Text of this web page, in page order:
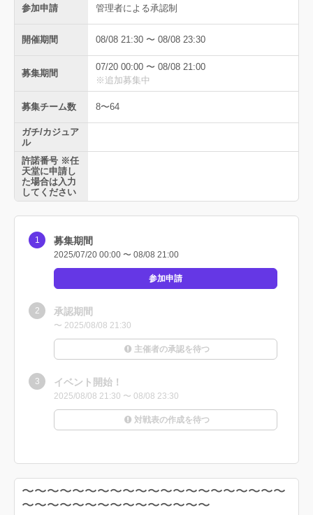
参加申請 管理者による承認制
開催期間 08/08 21:30 〜 08/08 23:30
募集期間
07/20 00:00 〜 08/08 21:00
※追加募集中
募集チーム数 8〜64
ガチ/カジュア
ル
許諾番号 ※任
天堂に申請し
た場合は入力
してください
募集期間
2025/07/20 00:00 〜 08/08 21:00
参加申請
承認期間
〜 2025/08/08 21:30
主催者の承認を待つ
イベント開始！
2025/08/08 21:30 〜 08/08 23:30
対戦表の作成を待つ
〜〜〜〜〜〜〜〜〜〜〜〜〜〜〜〜〜〜〜〜〜
〜〜〜〜〜〜〜〜〜〜〜〜〜〜〜